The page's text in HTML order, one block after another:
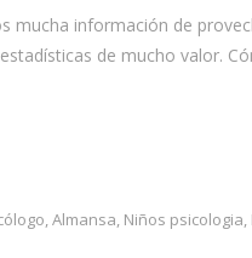
mucha información de
de mucho valor.
,Almansa, Niños psicologia,